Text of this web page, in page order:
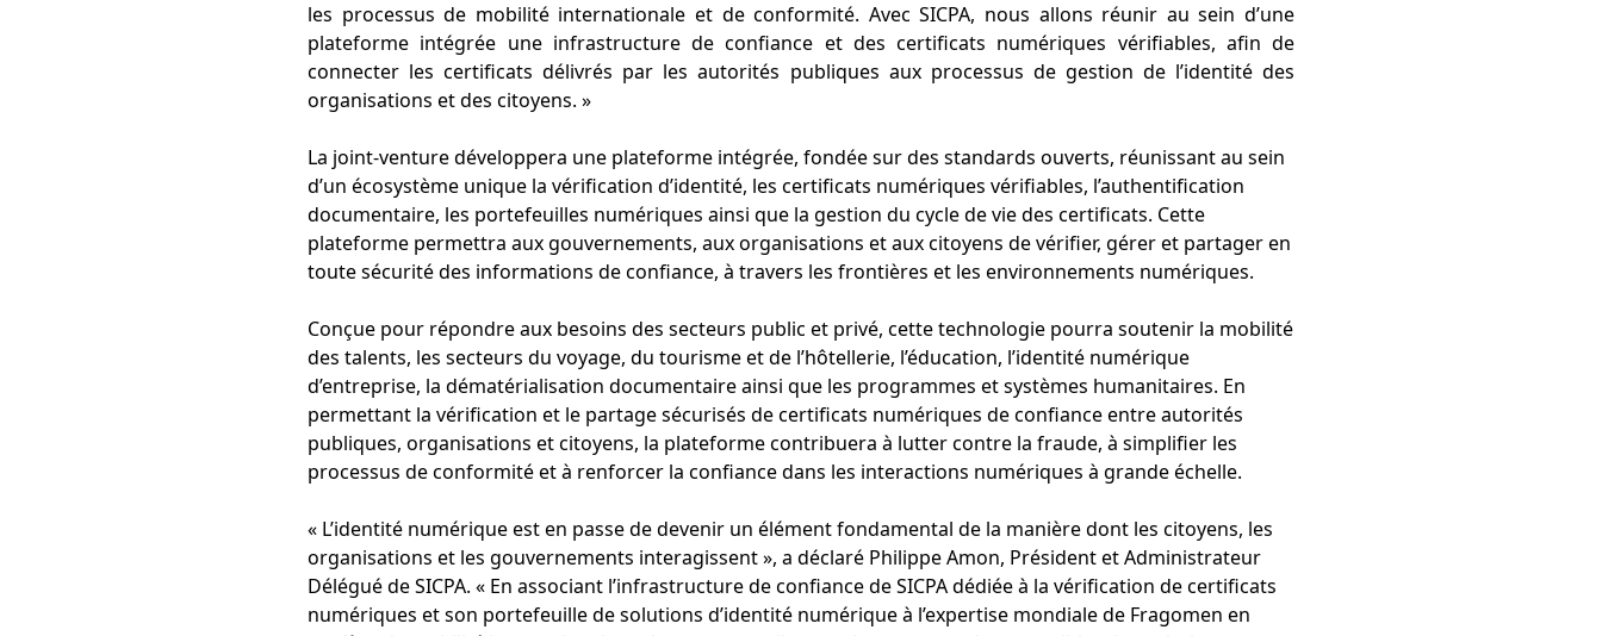
les processus de mobilité internationale et de conformité. Avec SICPA, nous allons réunir au sein d’une
plateforme intégrée une infrastructure de confiance et des certificats numériques vérifiables, afin de
connecter les certificats délivrés par les autorités publiques aux processus de gestion de l’identité des
organisations et des citoyens. »
La joint-venture développera une plateforme intégrée, fondée sur des standards ouverts, réunissant au sein
d’un écosystème unique la vérification d’identité, les certificats numériques vérifiables, l’authentification
documentaire, les portefeuilles numériques ainsi que la gestion du cycle de vie des certificats. Cette
plateforme permettra aux gouvernements, aux organisations et aux citoyens de vérifier, gérer et partager en
toute sécurité des informations de confiance, à travers les frontières et les environnements numériques.
Conçue pour répondre aux besoins des secteurs public et privé, cette technologie pourra soutenir la mobilité
des talents, les secteurs du voyage, du tourisme et de l’hôtellerie, l’éducation, l’identité numérique
d’entreprise, la dématérialisation documentaire ainsi que les programmes et systèmes humanitaires. En
permettant la vérification et le partage sécurisés de certificats numériques de confiance entre autorités
publiques, organisations et citoyens, la plateforme contribuera à lutter contre la fraude, à simplifier les
processus de conformité et à renforcer la confiance dans les interactions numériques à grande échelle.
« L’identité numérique est en passe de devenir un élément fondamental de la manière dont les citoyens, les
organisations et les gouvernements interagissent », a déclaré Philippe Amon, Président et Administrateur
Délégué de SICPA. « En associant l’infrastructure de confiance de SICPA dédiée à la vérification de certificats
numériques et son portefeuille de solutions d’identité numérique à l’expertise mondiale de Fragomen en